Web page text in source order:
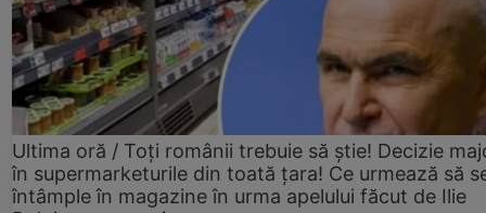
Ultima oră / Toți românii trebuie să știe! Decizie
în supermarketurile din toată țara! Ce urmează să
întâmple în magazine în urma apelului făcut de Ilie